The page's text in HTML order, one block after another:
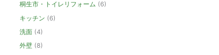
桐生市・トイレリフォーム (6)
キッチン (6)
洗面 (4)
外壁 (8)